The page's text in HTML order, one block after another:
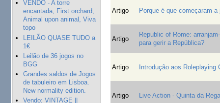
VENDO - A torre
encantada, First orchard,
Animal upon animal, Viva
topo
LEILÃO QUASE TUDO a
1€
Leilão de 36 jogos no
BGG
Grandes saldos de Jogos
de tabuleiro em Lisboa.
New normality edition.
Vendo: VINTAGE ||
Artigo Porque é que começaram a
Artigo
Republic of Rome:
para gerir a República?
Artigo Introdução aos Roleplaying
Artigo Live Action - Quinta da